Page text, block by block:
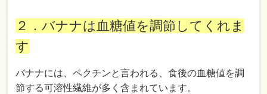
２．バナナは血糖値を調節してくれま
す
バナナには、ペクチンと言われる、食後の血糖値を調
節する可溶性繊維が多く含まれています。